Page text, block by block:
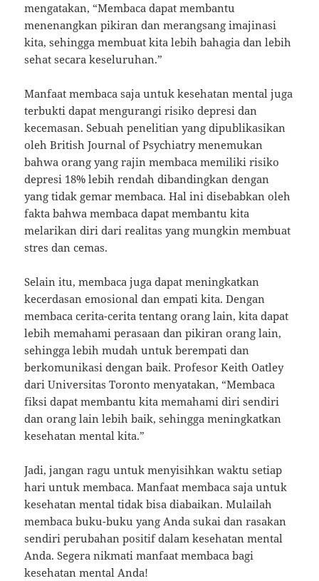
mengatakan, “Membaca dapat membantu
menenangkan pikiran dan merangsang imajinasi
kita, sehingga membuat kita lebih bahagia dan lebih
sehat secara keseluruhan.”
Manfaat membaca saja untuk kesehatan mental juga
terbukti dapat mengurangi risiko depresi dan
kecemasan. Sebuah penelitian yang dipublikasikan
oleh British Journal of Psychiatry menemukan
bahwa orang yang rajin membaca memiliki risiko
depresi 18% lebih rendah dibandingkan dengan
yang tidak gemar membaca. Hal ini disebabkan oleh
fakta bahwa membaca dapat membantu kita
melarikan diri dari realitas yang mungkin membuat
stres dan cemas.
Selain itu, membaca juga dapat meningkatkan
kecerdasan emosional dan empati kita. Dengan
membaca cerita-cerita tentang orang lain, kita dapat
lebih memahami perasaan dan pikiran orang lain,
sehingga lebih mudah untuk berempati dan
berkomunikasi dengan baik. Profesor Keith Oatley
dari Universitas Toronto menyatakan, “Membaca
fiksi dapat membantu kita memahami diri sendiri
dan orang lain lebih baik, sehingga meningkatkan
kesehatan mental kita.”
Jadi, jangan ragu untuk menyisihkan waktu setiap
hari untuk membaca. Manfaat membaca saja untuk
kesehatan mental tidak bisa diabaikan. Mulailah
membaca buku-buku yang Anda sukai dan rasakan
sendiri perubahan positif dalam kesehatan mental
Anda. Segera nikmati manfaat membaca bagi
kesehatan mental Anda!